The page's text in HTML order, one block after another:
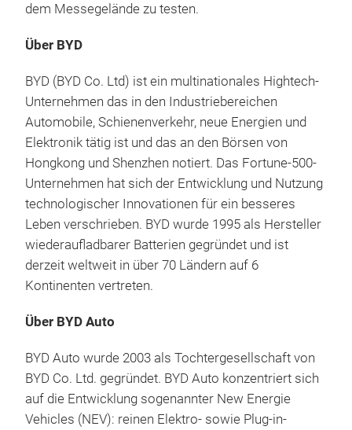
gesamte Modellpalette von BYD direkt vor Ort auf
dem Messegelände zu testen.
Über BYD
BYD (BYD Co. Ltd) ist ein multinationales Hightech-
Unternehmen das in den Industriebereichen
Automobile, Schienenverkehr, neue Energien und
Elektronik tätig ist und das an den Börsen von
Hongkong und Shenzhen notiert. Das Fortune-500-
Unternehmen hat sich der Entwicklung und Nutzung
technologischer Innovationen für ein besseres
Leben verschrieben. BYD wurde 1995 als Hersteller
wiederaufladbarer Batterien gegründet und ist
derzeit weltweit in über 70 Ländern auf 6
Kontinenten vertreten.
Über BYD Auto
BYD Auto wurde 2003 als Tochtergesellschaft von
BYD Co. Ltd. gegründet. BYD Auto konzentriert sich